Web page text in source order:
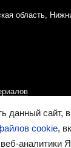
область,
данный сайт,
cookie,
аналитики